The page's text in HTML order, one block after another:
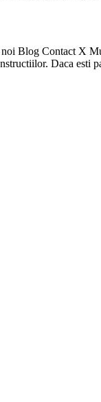
Blog Contact X
Daca